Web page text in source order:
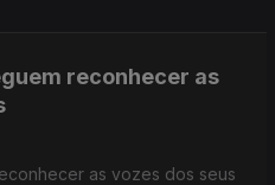
reconhecer as
as vozes dos seus